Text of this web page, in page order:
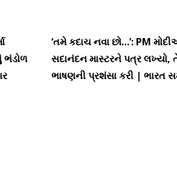
ભંડોળ
‘તમે કદાચ નવા છો…’: PM
સદાનંદન માસ્ટરને પત્ર લખ્યો,
ભાષણની પ્રશંસા કરી | ભારત